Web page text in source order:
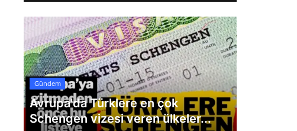
Gündem
Avrupa'da Türklere en çok
Schengen vizesi veren ülkeler...